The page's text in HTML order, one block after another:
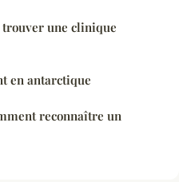
une clinique
en antarctique
reconnaître un